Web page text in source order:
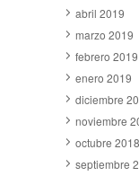
abril 2019
marzo 2019
febrero 2019
enero 2019
diciembre
noviembre
octubre 2018
septiembre